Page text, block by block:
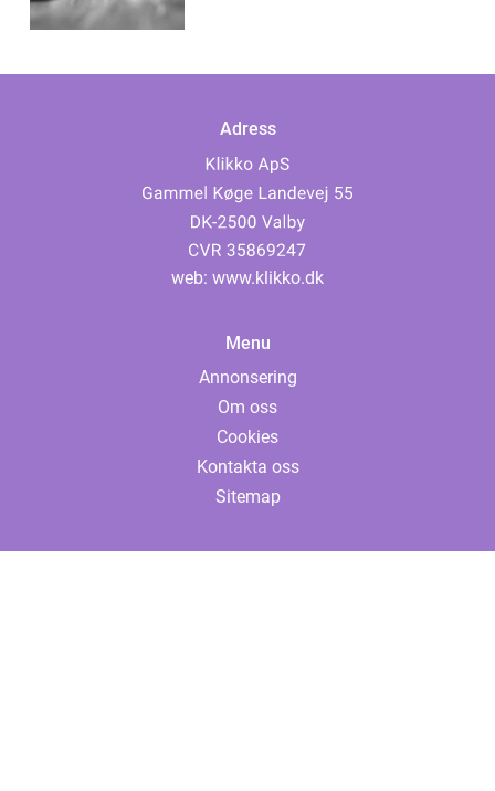
Adress
web: www.klikko.dk
Menu
Annonsering
Om oss
Cookies
Kontakta oss
Sitemap